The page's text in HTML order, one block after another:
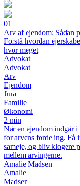
01
Arv af ejendom: Sådan
Forstå hvordan
hvor meget
Advokat
Advokat
Arv
Ejendom
Jura
Familie
Økonomi
2 min
Når en ejendom indgår
for arvens fordeling. Få
sameje, og bliv klogere
mellem arvingerne.
Amalie Madsen
Amalie
Madsen